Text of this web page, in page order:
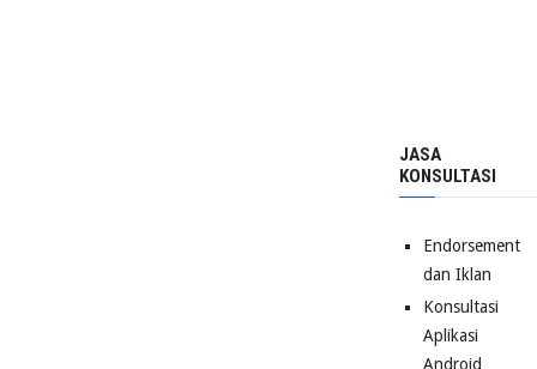
JASA
KONSULTASI
Endorsement
dan Iklan
Konsultasi
Aplikasi
Android